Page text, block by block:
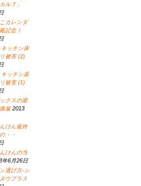
ル？」
カレンダ
記念！
キッチン床
被害 (2)
キッチン床
被害 (1)
クスの避
服 2013
けん最終
・・
けんの当
年6月26日
選び方-シ
ウプラス